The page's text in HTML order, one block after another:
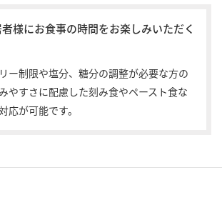
様にお食事の時間をお楽しみいただく
ー制限や塩分、糖分の調整が必要な方の
やすさに配慮した刻み食やペースト食な
応が可能です。